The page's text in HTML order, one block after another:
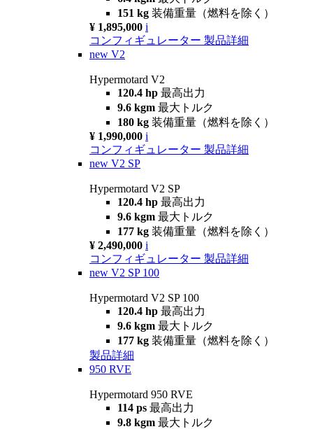
151 kg 装備重量（燃料を除く）
¥ 1,895,000 i
コンフィギュレーター 製品詳細
new V2
Hypermotard V2
120.4 hp 最高出力
9.6 kgm 最大トルク
180 kg 装備重量（燃料を除く）
¥ 1,990,000 i
コンフィギュレーター 製品詳細
new V2 SP
Hypermotard V2 SP
120.4 hp 最高出力
9.6 kgm 最大トルク
177 kg 装備重量（燃料を除く）
¥ 2,490,000 i
コンフィギュレーター 製品詳細
new V2 SP 100
Hypermotard V2 SP 100
120.4 hp 最高出力
9.6 kgm 最大トルク
177 kg 装備重量（燃料を除く）
製品詳細
950 RVE
Hypermotard 950 RVE
114 ps 最高出力
9.8 kgm 最大トルク